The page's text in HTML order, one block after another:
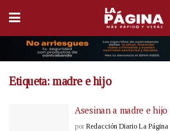
Etiqueta:madre e hijo
Asesinan a madre e
por Redacción Diario La Página